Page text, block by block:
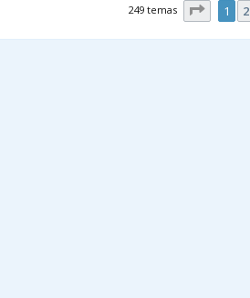
249 temas Página1
1 2